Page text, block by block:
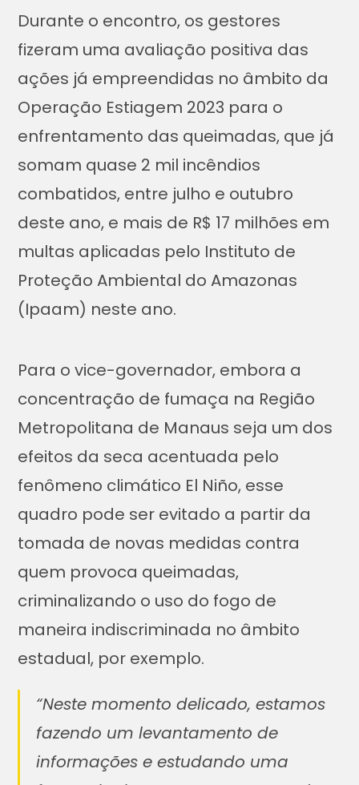
Durante o encontro, os gestores
fizeram uma avaliação positiva das
ações já empreendidas no âmbito da
Operação Estiagem 2023 para o
enfrentamento das queimadas, que já
somam quase 2 mil incêndios
combatidos, entre julho e outubro
deste ano, e mais de R$ 17 milhões em
multas aplicadas pelo Instituto de
Proteção Ambiental do Amazonas
(Ipaam) neste ano.
Para o vice-governador, embora a
concentração de fumaça na Região
Metropolitana de Manaus seja um dos
efeitos da seca acentuada pelo
fenômeno climático El Niño, esse
quadro pode ser evitado a partir da
tomada de novas medidas contra
quem provoca queimadas,
criminalizando o uso do fogo de
maneira indiscriminada no âmbito
estadual, por exemplo.
“Neste momento delicado, estamos
fazendo um levantamento de
informações e estudando uma